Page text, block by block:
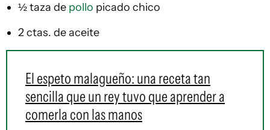
½ taza de pollo picado chico
2 ctas. de aceite
El espeto malagueño: una receta tan
sencilla que un rey tuvo que aprender a
comerla con las manos